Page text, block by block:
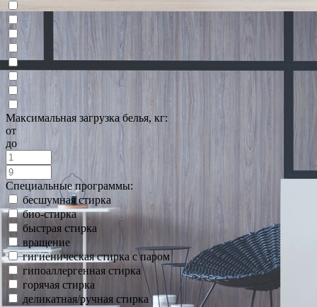
Максимальная загрузка белья, кг:
от
до
Специальные программы:
бесшумная стирка
био-стирка
быстрая стирка
вращение
гигиеническая стирка с паром
гипоаллергенная стирка
горячая стирка
деликатная/ручная стирка